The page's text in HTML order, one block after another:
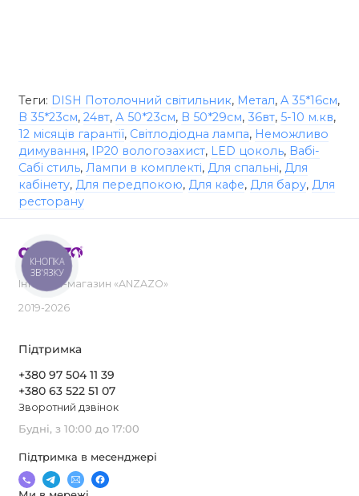
Теги: DISH Потолочний світильник, Метал, A 35*16см,
B 35*23см, 24вт, А 50*23см, В 50*29см, 36вт, 5-10 м.кв,
12 місяців гарантії, Світлодіодна лампа, Неможливо
димування, IP20 вологозахист, LED цоколь, Вабі-
Сабі стиль, Лампи в комплекті, Для спальні, Для
кабінету, Для передпокою, Для кафе, Для бару, Для
ресторану
Інтернет-магазин «ANZAZO»
2019-2026
Підтримка
+380 97 504 11 39
+380 63 522 51 07
Зворотний дзвінок
Будні, з 10:00 до 17:00
Підтримка в месенджері
КНОПКА
ЗВ'ЯЗКУ